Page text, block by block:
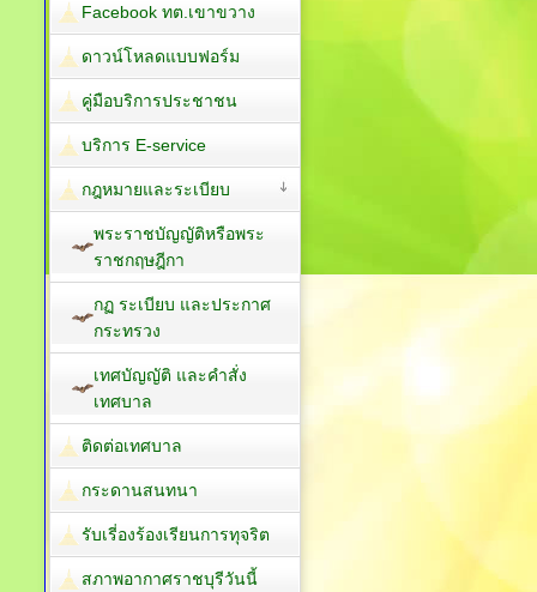
Facebook ทต.เขาขวาง
ดาวน์โหลดแบบฟอร์ม
คู่มือบริการประชาชน
บริการ E-service
กฎหมายและระเบียบ
พระราชบัญญัติหรือพระ
ราชกฤษฎีกา
กฏ ระเบียบ และประกาศ
กระทรวง
เทศบัญญัติ และคำสั่ง
เทศบาล
ติดต่อเทศบาล
กระดานสนทนา
รับเรี่องร้องเรียนการทุจริต
สภาพอากาศราชบุรีวันนี้